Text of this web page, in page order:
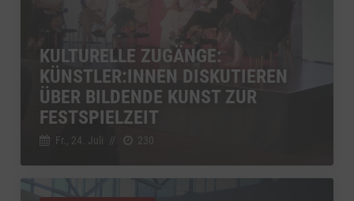
KULTURELLE ZUGÄNGE:
KÜNSTLER:INNEN DISKUTIEREN
ÜBER BILDENDE KUNST ZUR
FESTSPIELZEIT
Fr., 24. Juli // 230